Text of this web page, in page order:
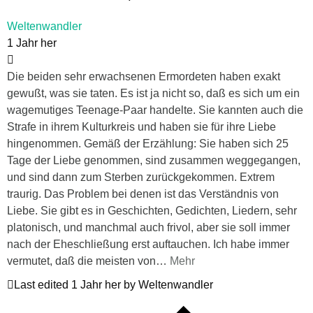
Weltenwandler
1 Jahr her
Die beiden sehr erwachsenen Ermordeten haben exakt
gewußt, was sie taten. Es ist ja nicht so, daß es sich um ein
wagemutiges Teenage-Paar handelte. Sie kannten auch die
Strafe in ihrem Kulturkreis und haben sie für ihre Liebe
hingenommen. Gemäß der Erzählung: Sie haben sich 25
Tage der Liebe genommen, sind zusammen weggegangen,
und sind dann zum Sterben zurückgekommen. Extrem
traurig. Das Problem bei denen ist das Verständnis von
Liebe. Sie gibt es in Geschichten, Gedichten, Liedern, sehr
platonisch, und manchmal auch frivol, aber sie soll immer
nach der Eheschließung erst auftauchen. Ich habe immer
vermutet, daß die meisten von… Mehr
Last edited 1 Jahr her by Weltenwandler